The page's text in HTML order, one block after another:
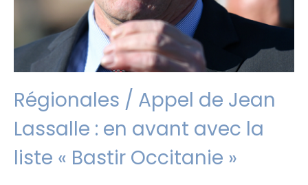
Régionales / Appel de Jean
Lassalle : en avant avec la
liste « Bastir Occitanie »